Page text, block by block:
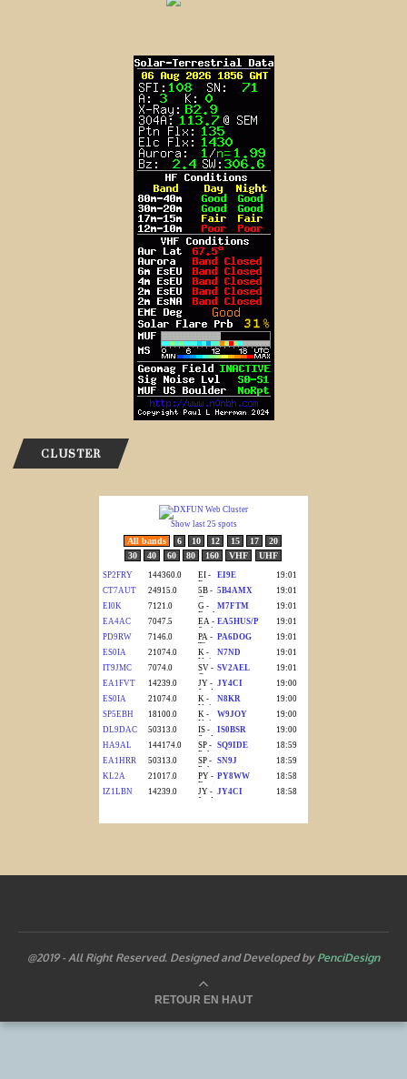
CLUSTER
@2019 - All Right Reserved. Designed and Developed by PenciDesign
RETOUR EN HAUT